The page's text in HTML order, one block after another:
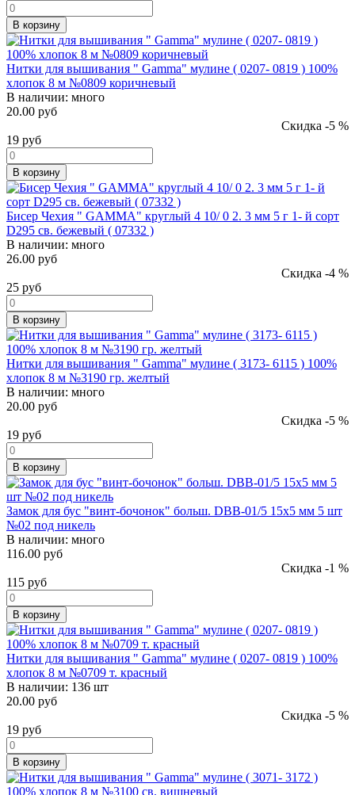
В корзину
Нитки для вышивания " Gamma" мулине ( 0207- 0819 ) 100%
хлопок 8 м №0809 коричневый
В наличии: много
20.00 руб
Скидка -5 %
19 руб
В корзину
Бисер Чехия " GAMMA" круглый 4 10/ 0 2. 3 мм 5 г 1- й сорт
D295 св. бежевый ( 07332 )
В наличии: много
26.00 руб
Скидка -4 %
25 руб
В корзину
Нитки для вышивания " Gamma" мулине ( 3173- 6115 ) 100%
хлопок 8 м №3190 гр. желтый
В наличии: много
20.00 руб
Скидка -5 %
19 руб
В корзину
Замок для бус "винт-бочонок" больш. DBB-01/5 15x5 мм 5 шт
№02 под никель
В наличии: много
116.00 руб
Скидка -1 %
115 руб
В корзину
Нитки для вышивания " Gamma" мулине ( 0207- 0819 ) 100%
хлопок 8 м №0709 т. красный
В наличии: 136 шт
20.00 руб
Скидка -5 %
19 руб
В корзину